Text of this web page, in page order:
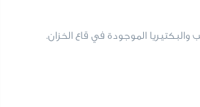
الموجودة في قاع الخزان.